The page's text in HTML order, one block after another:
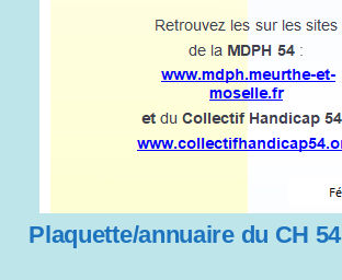
Plaquette/annuaire du CH 54